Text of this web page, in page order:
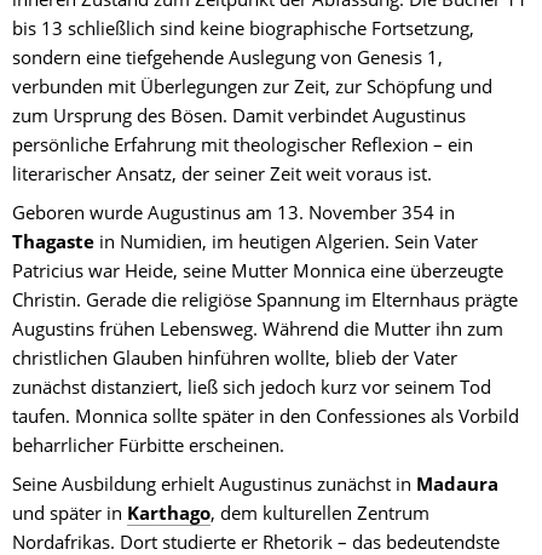
bis 13 schließlich sind keine biographische Fortsetzung,
sondern eine tiefgehende Auslegung von Genesis 1,
verbunden mit Überlegungen zur Zeit, zur Schöpfung und
zum Ursprung des Bösen. Damit verbindet Augustinus
persönliche Erfahrung mit theologischer Reflexion – ein
literarischer Ansatz, der seiner Zeit weit voraus ist.
Thagaste in Numidien, im heutigen Algerien. Sein Vater
Patricius war Heide, seine Mutter Monnica eine überzeugte
Christin. Gerade die religiöse Spannung im Elternhaus prägte
Augustins frühen Lebensweg. Während die Mutter ihn zum
christlichen Glauben hinführen wollte, blieb der Vater
zunächst distanziert, ließ sich jedoch kurz vor seinem Tod
taufen. Monnica sollte später in den Confessiones als Vorbild
beharrlicher Fürbitte erscheinen.
Seine Ausbildung erhielt Augustinus zunächst in
und später in Karthago, dem kulturellen Zentrum
Nordafrikas. Dort studierte er Rhetorik – das bedeutendste